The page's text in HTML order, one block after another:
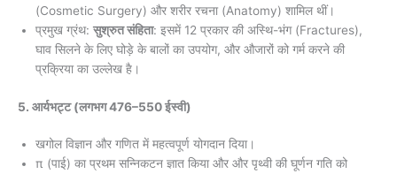
(Cosmetic Surgery) और शरीर रचना (Anatomy) शामिल थीं।
प्रमुख ग्रंथ: सुश्रुत संहिता: इसमें 12 प्रकार की अस्थि-भंग (Fractures),
घाव सिलने के लिए घोड़े के बालों का उपयोग, और औजारों को गर्म करने की
प्रक्रिया का उल्लेख है।
5. आर्यभट्ट (लगभग 476–550 ईस्वी)
खगोल विज्ञान और गणित में महत्वपूर्ण योगदान दिया।
π (पाई) का प्रथम सन्निकटन ज्ञात किया और और पृथ्वी की घूर्णन गति को